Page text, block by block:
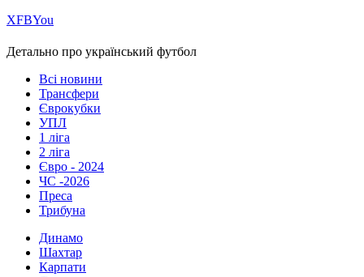
ХFBYou
Детально про український футбол
Всі новини
Трансфери
Єврокубки
УПЛ
1 ліга
2 ліга
Євро - 2024
ЧС -2026
Преса
Трибуна
Динамо
Шахтар
Карпати